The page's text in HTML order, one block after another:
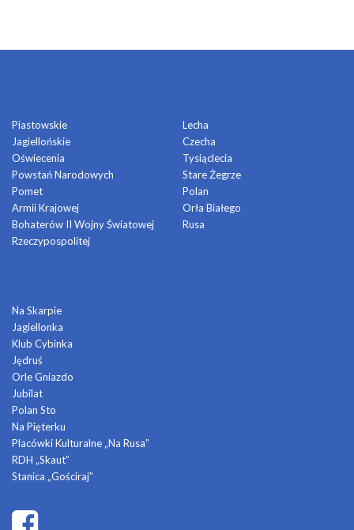
Piastowskie
Jagiellońskie
Oświecenia
Powstań Narodowych
Pomet
Armii Krajowej
Bohaterów II Wojny Światowej
Rzeczypospolitej
Lecha
Czecha
Tysiąclecia
Stare Żegrze
Polan
Orła Białego
Rusa
Na Skarpie
Jagiellonka
Klub Cybinka
Jędruś
Orle Gniazdo
Jubilat
Polan Sto
Na Pięterku
Placówki Kulturalne „Na Rusa”
RDH „Skaut”
Stanica „Gościraj”